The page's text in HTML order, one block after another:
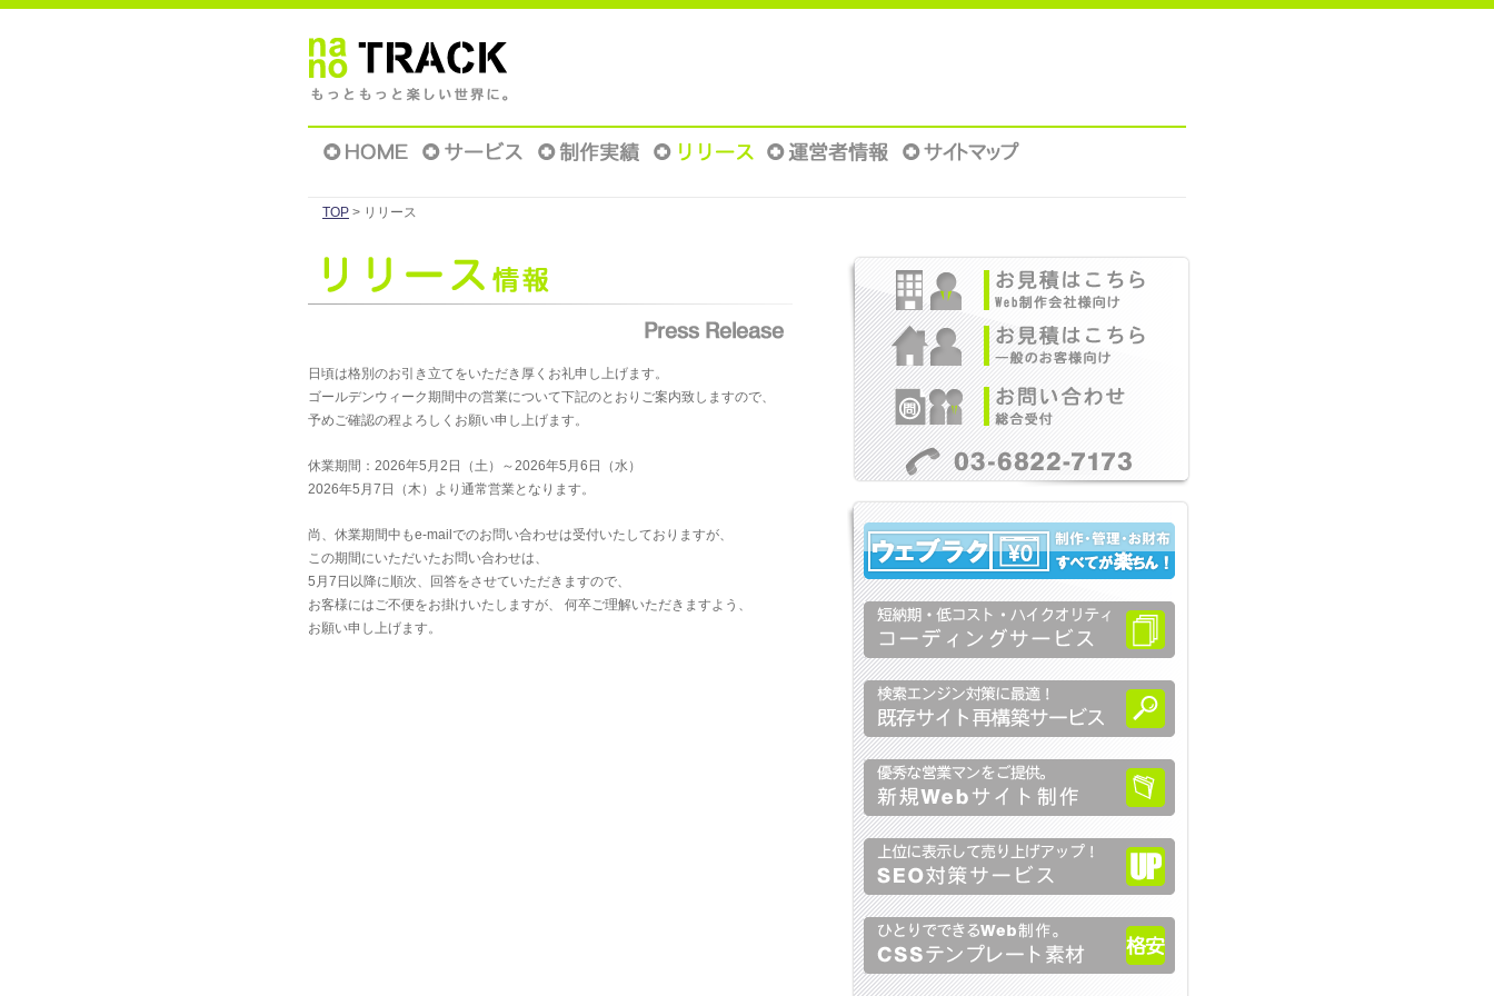
TOP > リリース
日頃は格別のお引き立てをいただき厚くお礼申し上げます。
ゴールデンウィーク期間中の営業について下記のとおりご案内致しますので、
予めご確認の程よろしくお願い申し上げます。
休業期間：2026年5月2日（土）～2026年5月6日（水）
2026年5月7日（木）より通常営業となります。
尚、休業期間中もe-mailでのお問い合わせは受付いたしておりますが、
この期間にいただいたお問い合わせは、
5月7日以降に順次、回答をさせていただきますので、
お客様にはご不便をお掛けいたしますが、 何卒ご理解いただきますよう、
お願い申し上げます。